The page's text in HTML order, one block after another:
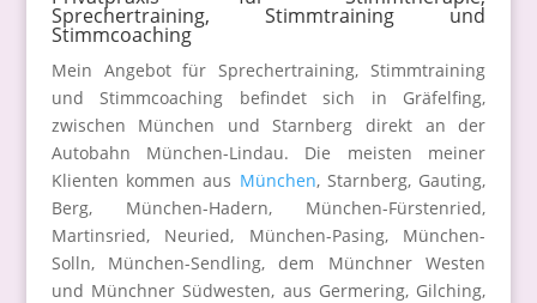
Sprechertraining, Stimmtraining und
Stimmcoaching
Mein Angebot für Sprechertraining, Stimmtraining
und Stimmcoaching befindet sich in Gräfelfing,
zwischen München und Starnberg direkt an der
Autobahn München-Lindau. Die meisten meiner
Klienten kommen aus München, Starnberg, Gauting,
Berg, München-Hadern, München-Fürstenried,
Martinsried, Neuried, München-Pasing, München-
Solln, München-Sendling, dem Münchner Westen
und Münchner Südwesten, aus Germering, Gilching,